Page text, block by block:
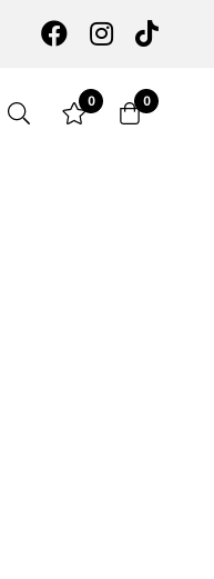
0 0